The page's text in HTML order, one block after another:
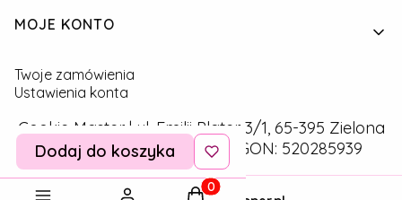
MOJE KONTO
Twoje zamówienia
Ustawienia konta
Cookie Master | ul. Emilii Plater 3/1, 65-395 Zielona
Góra | NIP: 9291757160 | REGON: 520285939
Dodaj do koszyka
Produkty w koszyku: 0.